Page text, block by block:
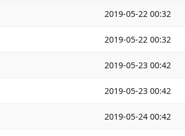
2019-05-22 00:32
2019-05-22 00:32
2019-05-23 00:42
2019-05-23 00:42
2019-05-24 00:42